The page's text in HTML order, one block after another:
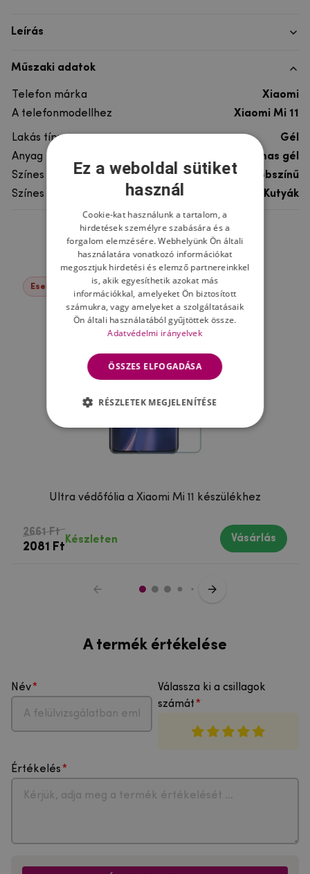
Leírás
Műszaki adatok
Telefon márka
Xiaomi
A telefonmodellhez
Xiaomi Mi 11
Lakás típusa
Gél
Anyag
rugalmas gél
Színes
többszínű
Színes motívum
Kutyák
Ne felejtsd el
Események -22%
Ultra védőfólia a Xiaomi Mi 11 készülékhez
2661 Ft
2081 Ft
Készleten Vásárlás
A termék értékelése
Név
Válassza ki a csillagok
számát
Értékelés
Ez a weboldal sütiket
használ
Cookie-kat használunk a tartalom, a
hirdetések személyre szabására és a
forgalom elemzésére. Webhelyünk Ön általi
használatára vonatkozó információkat
megosztjuk hirdetési és elemző partnereinkkel
is, akik egyesíthetik azokat más
információkkal, amelyeket Ön biztosított
számukra, vagy amelyeket a szolgáltatásaik
Ön általi használatából gyűjtöttek össze.
Adatvédelmi irányelvek
ÖSSZES ELFOGADÁSA
RÉSZLETEK MEGJELENÍTÉSE